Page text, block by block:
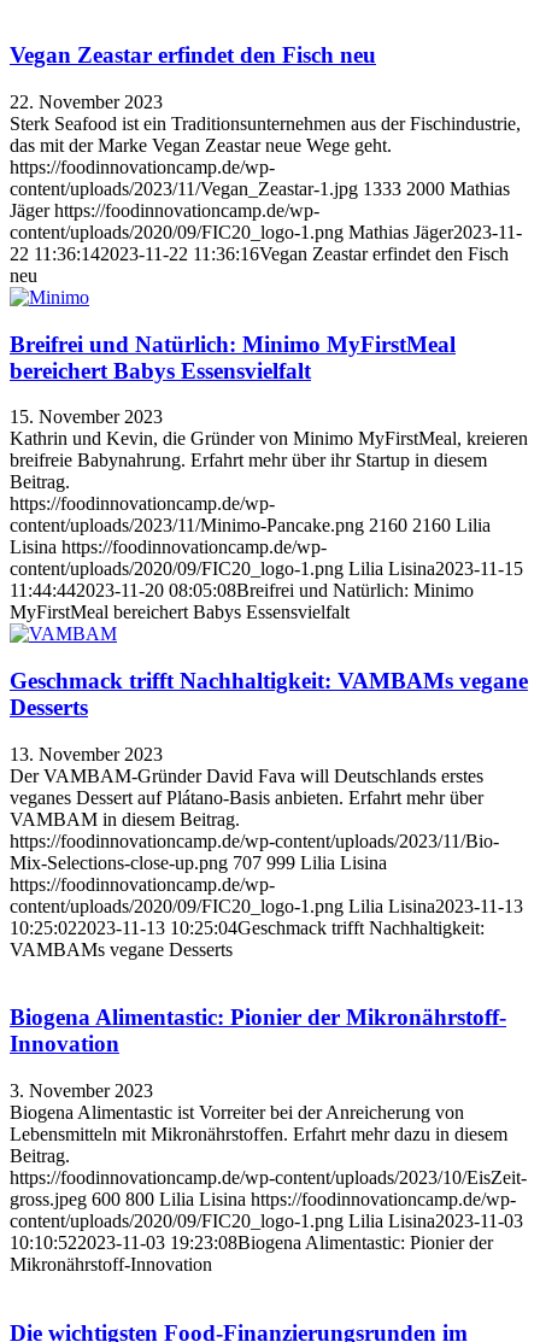
Vegan Zeastar erfindet den Fisch neu
22. November 2023
Sterk Seafood ist ein Traditionsunternehmen aus der Fischindustrie,
das mit der Marke Vegan Zeastar neue Wege geht.
https://foodinnovationcamp.de/wp-
content/uploads/2023/11/Vegan_Zeastar-1.jpg 1333 2000 Mathias
Jäger https://foodinnovationcamp.de/wp-
content/uploads/2020/09/FIC20_logo-1.png Mathias Jäger2023-11-
22 11:36:142023-11-22 11:36:16Vegan Zeastar erfindet den Fisch
neu
Breifrei und Natürlich: Minimo MyFirstMeal
bereichert Babys Essensvielfalt
15. November 2023
Kathrin und Kevin, die Gründer von Minimo MyFirstMeal, kreieren
breifreie Babynahrung. Erfahrt mehr über ihr Startup in diesem
Beitrag.
https://foodinnovationcamp.de/wp-
content/uploads/2023/11/Minimo-Pancake.png 2160 2160 Lilia
Lisina https://foodinnovationcamp.de/wp-
content/uploads/2020/09/FIC20_logo-1.png Lilia Lisina2023-11-15
11:44:442023-11-20 08:05:08Breifrei und Natürlich: Minimo
MyFirstMeal bereichert Babys Essensvielfalt
Geschmack trifft Nachhaltigkeit: VAMBAMs vegane
Desserts
13. November 2023
Der VAMBAM-Gründer David Fava will Deutschlands erstes
veganes Dessert auf Plátano-Basis anbieten. Erfahrt mehr über
VAMBAM in diesem Beitrag.
https://foodinnovationcamp.de/wp-content/uploads/2023/11/Bio-
Mix-Selections-close-up.png 707 999 Lilia Lisina
https://foodinnovationcamp.de/wp-
content/uploads/2020/09/FIC20_logo-1.png Lilia Lisina2023-11-13
10:25:022023-11-13 10:25:04Geschmack trifft Nachhaltigkeit:
VAMBAMs vegane Desserts
Biogena Alimentastic: Pionier der Mikronährstoff-
Innovation
3. November 2023
Biogena Alimentastic ist Vorreiter bei der Anreicherung von
Lebensmitteln mit Mikronährstoffen. Erfahrt mehr dazu in diesem
Beitrag.
https://foodinnovationcamp.de/wp-content/uploads/2023/10/EisZeit-
gross.jpeg 600 800 Lilia Lisina https://foodinnovationcamp.de/wp-
content/uploads/2020/09/FIC20_logo-1.png Lilia Lisina2023-11-03
10:10:522023-11-03 19:23:08Biogena Alimentastic: Pionier der
Mikronährstoff-Innovation
Die wichtigsten Food-Finanzierungsrunden im